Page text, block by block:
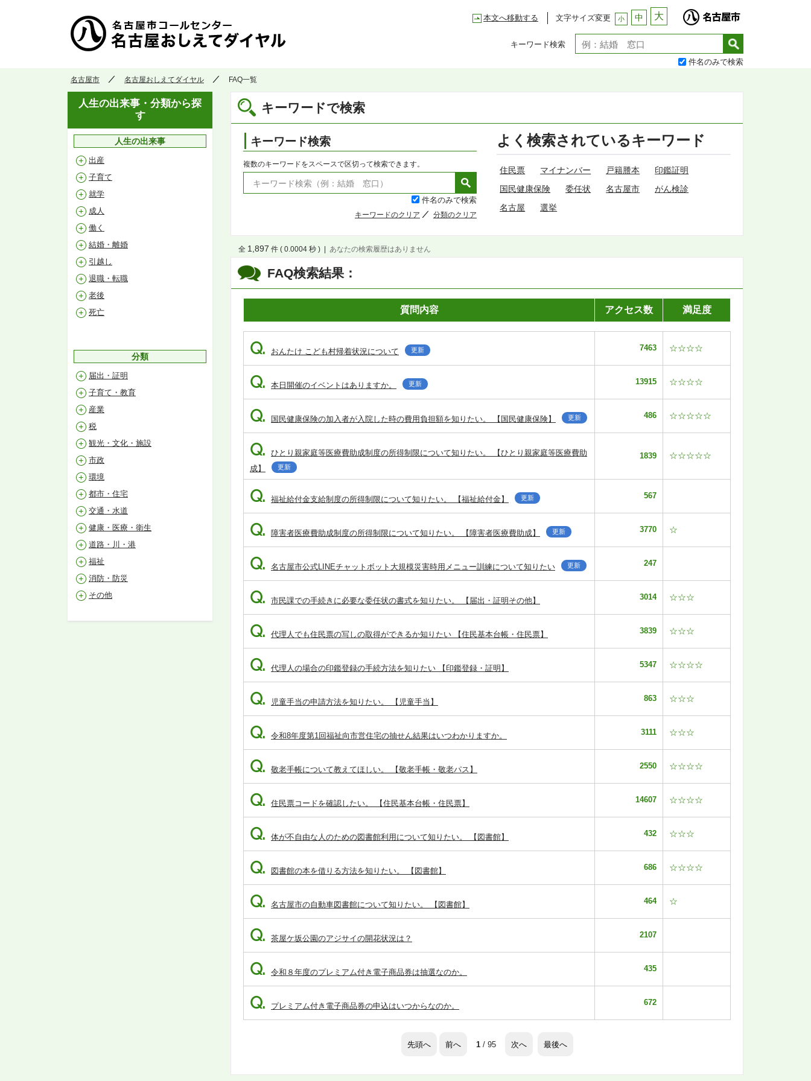
本文へ移動する 文字サイズ変更 小 中 大
キーワード検索
件名のみで検索
名古屋市 名古屋おしえてダイヤル FAQ一覧
キーワードで検索
キーワード検索
複数のキーワードをスペースで区切って検索できます。
件名のみで検索
キーワードのクリア 分類のクリア
よく検索されているキーワード
住民票 マイナンバー 戸籍謄本
印鑑証明
国民健康保険
委任状 名古屋市
がん検診
名古屋
選挙
FAQ検索結果：
全 1,897 件 ( 0.0004 秒 ) あなたの検索履歴はありません
質問内容 アクセス数 満足度
Q. おんたけ こども村帰着状況について 更新 7463 ☆☆☆☆
Q. 本日開催のイベントはありますか。 更新 13915 ☆☆☆☆
Q. 国民健康保険の加入者が入院した時の費用負担額を知りたい。 【国民健康保険】 更新 486 ☆☆☆☆☆
Q.
ひとり親家庭等医療費助成制度の所得制限について知りたい。 【ひとり親家庭等医療費助
成】
更新
1839 ☆☆☆☆☆
Q. 福祉給付金支給制度の所得制限について知りたい。 【福祉給付金】 更新 567
Q. 障害者医療費助成制度の所得制限について知りたい。 【障害者医療費助成】 更新 3770 ☆
Q. 名古屋市公式LINEチャットボット大規模災害時用メニュー訓練について知りたい 更新 247
Q. 市民課での手続きに必要な委任状の書式を知りたい。 【届出・証明その他】 3014 ☆☆☆
Q. 代理人でも住民票の写しの取得ができるか知りたい 【住民基本台帳・住民票】 3839 ☆☆☆
Q. 代理人の場合の印鑑登録の手続方法を知りたい 【印鑑登録・証明】 5347 ☆☆☆☆
Q. 児童手当の申請方法を知りたい。 【児童手当】 863 ☆☆☆
Q. 令和8年度第1回福祉向市営住宅の抽せん結果はいつわかりますか。 3111 ☆☆☆
Q. 敬老手帳について教えてほしい。 【敬老手帳・敬老パス】 2550 ☆☆☆☆
Q. 住民票コードを確認したい。 【住民基本台帳・住民票】 14607 ☆☆☆☆
Q. 体が不自由な人のための図書館利用について知りたい。 【図書館】 432 ☆☆☆
Q. 図書館の本を借りる方法を知りたい。 【図書館】 686 ☆☆☆☆
Q. 名古屋市の自動車図書館について知りたい。 【図書館】 464 ☆
Q. 茶屋ケ坂公園のアジサイの開花状況は？ 2107
Q. 令和８年度のプレミアム付き電子商品券は抽選なのか。 435
Q. プレミアム付き電子商品券の申込はいつからなのか。 672
先頭へ 前へ 1/ 95 次へ 最後へ
人生の出来事・分類から探
す
人生の出来事
出産
子育て
就学
成人
働く
結婚・離婚
引越し
退職・転職
老後
死亡
分類
届出・証明
子育て・教育
産業
税
観光・文化・施設
市政
環境
都市・住宅
交通・水道
健康・医療・衛生
道路・川・港
福祉
消防・防災
その他